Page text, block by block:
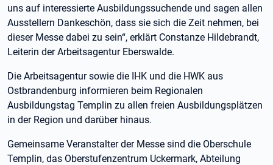
uns auf interessierte Ausbildungssuchende und sagen allen
Ausstellern Dankeschön, dass sie sich die Zeit nehmen, bei
dieser Messe dabei zu sein“, erklärt Constanze Hildebrandt,
Leiterin der Arbeitsagentur Eberswalde.
Die Arbeitsagentur sowie die IHK und die HWK aus
Ostbrandenburg informieren beim Regionalen
Ausbildungstag Templin zu allen freien Ausbildungsplätzen
in der Region und darüber hinaus.
Gemeinsame Veranstalter der Messe sind die Oberschule
Templin, das Oberstufenzentrum Uckermark, Abteilung